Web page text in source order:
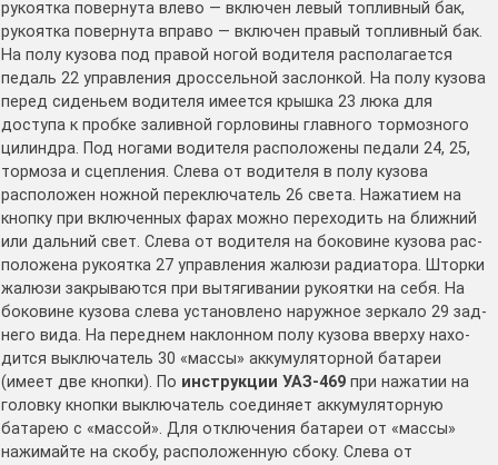
рукоятка повернута влево — включен левый топливный бак,
рукоятка повернута вправо — включен правый топливный бак.
На полу кузова под правой ногой водителя располагается
педаль 22 управления дроссельной заслонкой. На полу кузова
перед сиденьем водителя имеется крышка 23 люка для
доступа к пробке заливной горловины главного тор­мозного
цилиндра. Под ногами водителя расположены педа­ли 24, 25,
тормоза и сцепления. Слева от водителя в полу ку­зова
расположен ножной переключатель 26 света. Нажатием на
кнопку при включенных фарах можно переходить на ближний
или дальний свет. Слева от водителя на боковине кузова рас­
положена рукоятка 27 управления жалюзи радиатора. Шторки
жалюзи закрываются при вытягивании рукоятки на себя. На
боковине кузова слева установлено наружное зеркало 29 зад­
него вида. На переднем наклонном полу кузова вверху нахо­
дится выключатель 30 «массы» аккумуляторной батареи
(имеет две кнопки). По инструкции УАЗ-469 при нажатии на
головку кнопки выключатель со­единяет аккумуляторную
батарею с «массой». Для отключения батареи от «массы»
нажимайте на скобу, расположенную сбоку. Слева от